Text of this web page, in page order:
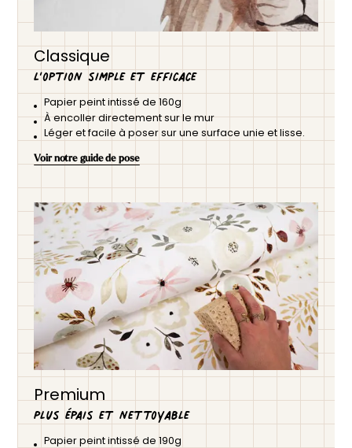
Classique
L’option simple et efficace
Papier peint intissé de 160g
À encoller directement sur le mur
Léger et facile à poser sur une surface unie et lisse.
Voir notre guide de pose
Premium
Plus épais et nettoyable
Papier peint intissé de 190g